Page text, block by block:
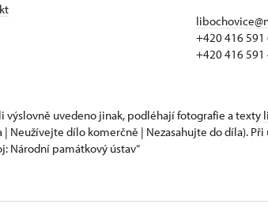
+420 416 591
+420 416 591
výslovně uvedeno jinak, podléhají fotografie a texty
| Neužívejte dílo komerčně | Nezasahujte do díla).
Národní památkový ústav“